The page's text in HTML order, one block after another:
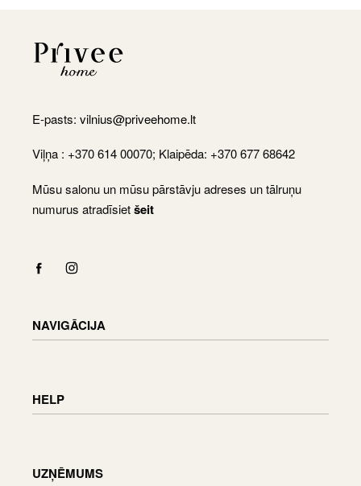
E-pasts: vilnius@priveehome.lt
Viļņa : +370 614 00070; Klaipēda: +370 677 68642
Mūsu salonu un mūsu pārstāvju adreses un tālruņu
numurus atradīsietšeit
NAVIGĀCIJA
Cart
HELP
Pasūtījuma statuss
UZŅĒMUMS